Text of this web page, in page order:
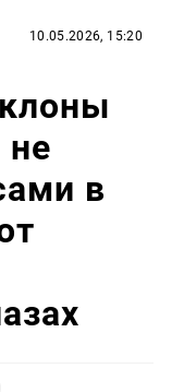
10.05.2026, 15:20
не
в